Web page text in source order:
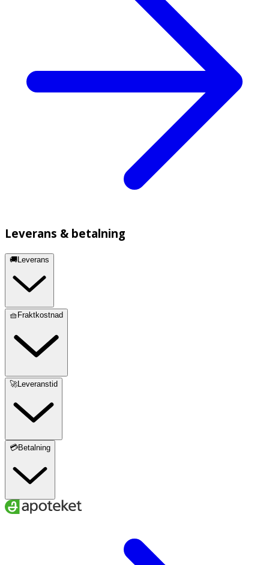
Leverans & betalning
🚚Leverans
🧺Fraktkostnad
🚀Leveranstid
💳Betalning